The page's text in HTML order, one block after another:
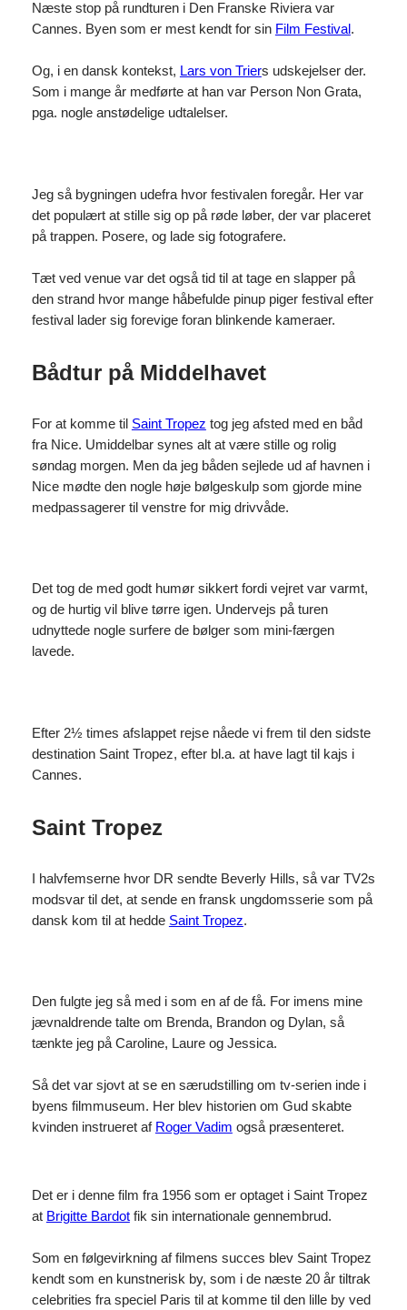
Næste stop på rundturen i Den Franske Riviera var
Cannes. Byen som er mest kendt for sin Film Festival.
Og, i en dansk kontekst, Lars von Triers udskejelser der.
Som i mange år medførte at han var Person Non Grata,
pga. nogle anstødelige udtalelser.
Jeg så bygningen udefra hvor festivalen foregår. Her var
det populært at stille sig op på røde løber, der var placeret
på trappen. Posere, og lade sig fotografere.
Tæt ved venue var det også tid til at tage en slapper på
den strand hvor mange håbefulde pinup piger festival efter
festival lader sig forevige foran blinkende kameraer.
Bådtur på Middelhavet
For at komme til Saint Tropez tog jeg afsted med en båd
fra Nice. Umiddelbar synes alt at være stille og rolig
søndag morgen. Men da jeg båden sejlede ud af havnen i
Nice mødte den nogle høje bølgeskulp som gjorde mine
medpassagerer til venstre for mig drivvåde.
Det tog de med godt humør sikkert fordi vejret var varmt,
og de hurtig vil blive tørre igen. Undervejs på turen
udnyttede nogle surfere de bølger som mini-færgen
lavede.
Efter 2½ times afslappet rejse nåede vi frem til den sidste
destination Saint Tropez, efter bl.a. at have lagt til kajs i
Cannes.
Saint Tropez
I halvfemserne hvor DR sendte Beverly Hills, så var TV2s
modsvar til det, at sende en fransk ungdomsserie som på
dansk kom til at hedde Saint Tropez.
Den fulgte jeg så med i som en af de få. For imens mine
jævnaldrende talte om Brenda, Brandon og Dylan, så
tænkte jeg på Caroline, Laure og Jessica.
Så det var sjovt at se en særudstilling om tv-serien inde i
byens filmmuseum. Her blev historien om Gud skabte
kvinden instrueret af Roger Vadim også præsenteret.
Det er i denne film fra 1956 som er optaget i Saint Tropez
at Brigitte Bardotfik sin internationale gennembrud.
Som en følgevirkning af filmens succes blev Saint Tropez
kendt som en kunstnerisk by, som i de næste 20 år tiltrak
celebrities fra speciel Paris til at komme til den lille by ved